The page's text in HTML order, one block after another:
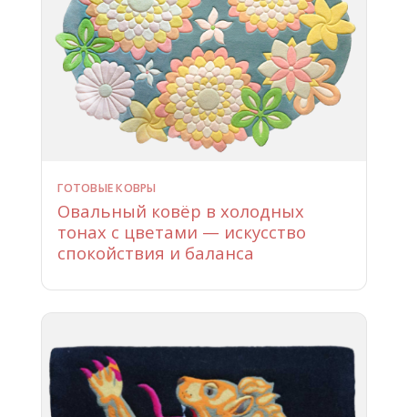
ГОТОВЫЕ КОВРЫ
Овальный ковёр в холодных
тонах с цветами — искусство
спокойствия и баланса